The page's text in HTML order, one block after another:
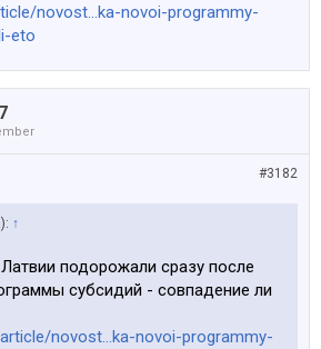
novost...ka-novoi-programmy-
eto
#3182
↑
подорожали сразу после
субсидий - совпадение ли
novost...ka-novoi-programmy-